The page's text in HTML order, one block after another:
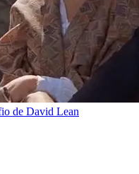
de David Lean